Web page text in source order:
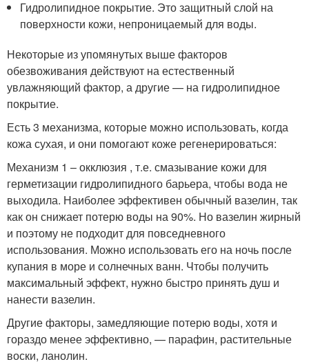
Гидролипидное покрытие. Это защитный слой на
поверхности кожи, непроницаемый для воды.
Некоторые из упомянутых выше факторов
обезвоживания действуют на естественный
увлажняющий фактор, а другие — на гидролипидное
покрытие.
Есть 3 механизма, которые можно использовать, когда
кожа сухая, и они помогают коже регенерироваться:
Механизм 1 – окклюзия , т.е. смазывание кожи для
герметизации гидролипидного барьера, чтобы вода не
выходила. Наиболее эффективен обычный вазелин, так
как он снижает потерю воды на 90%. Но вазелин жирный
и поэтому не подходит для повседневного
использования. Можно использовать его на ночь после
купания в море и солнечных ванн. Чтобы получить
максимальный эффект, нужно быстро принять душ и
нанести вазелин.
Другие факторы, замедляющие потерю воды, хотя и
гораздо менее эффективно, — парафин, растительные
воски, ланолин.